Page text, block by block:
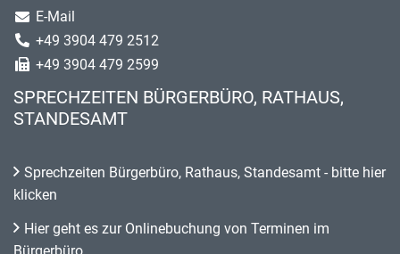
E-Mail
+49 3904 479 2512
+49 3904 479 2599
SPRECHZEITEN BÜRGERBÜRO, RATHAUS,
STANDESAMT
Sprechzeiten Bürgerbüro, Rathaus, Standesamt - bitte hier
klicken
Hier geht es zur Onlinebuchung von Terminen im
Bürgerbüro